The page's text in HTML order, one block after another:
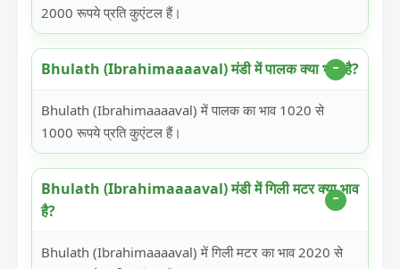
2000 रूपये प्रति कुएंटल हैं।
Bhulath (Ibrahimaaaaval) मंडी में पालक क्या भाव है?
Bhulath (Ibrahimaaaaval) में पालक का भाव 1020 से
1000 रूपये प्रति कुएंटल हैं।
Bhulath (Ibrahimaaaaval) मंडी में गिली मटर क्या भाव
है?
Bhulath (Ibrahimaaaaval) में गिली मटर का भाव 2020 से